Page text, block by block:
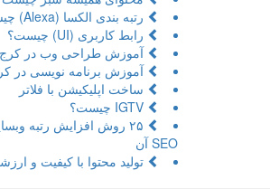
رتبه بندی الکسا (Alexa) چیست؟
رابط کاربری (UI) چیست؟
آموزش طراحی وب در کرج
آموزش برنامه نویسی در
ساخت اپلیکیشن با فلاتر
۲۵ روش افزایش رتبه
SEO آن
تولید محتوا با کیفیت و